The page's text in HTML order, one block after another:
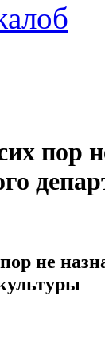
пор
не